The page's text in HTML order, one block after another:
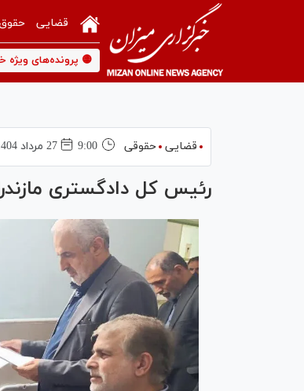
قضایی
🟡 پرونده‌های ویژه
قضایی حقوقی 9:00 27 مرداد 1404
رئیس کل دادگستری